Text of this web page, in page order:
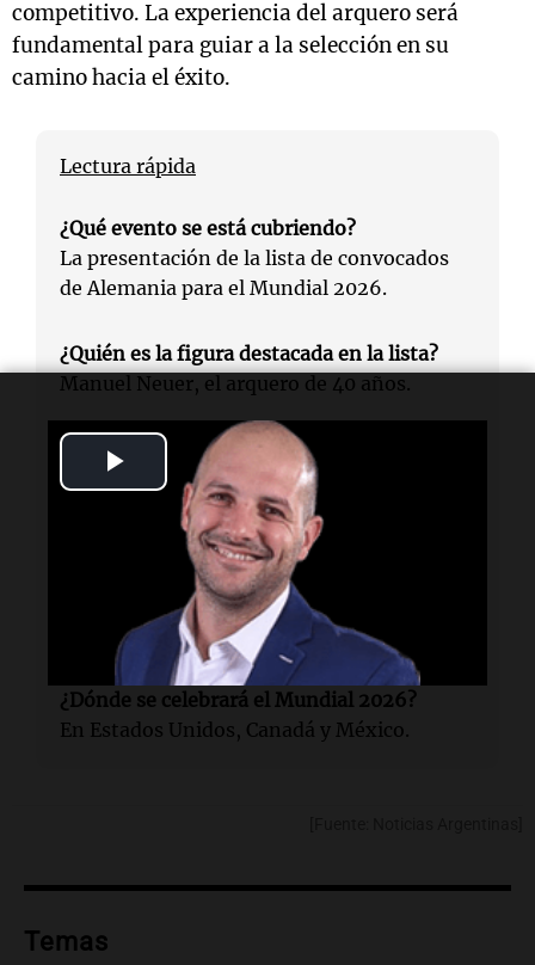
Play
Video
competitivo. La experiencia del arquero será
fundamental para guiar a la selección en su
camino hacia el éxito.
Lectura rápida
¿Qué evento se está cubriendo?
La presentación de la lista de convocados
de Alemania para el Mundial 2026.
¿Quién es la figura destacada en la lista?
Manuel Neuer, el arquero de 40 años.
¿Cuántas Copas del Mundo ha disputado
Neuer?
Neuer participará en su quinta Copa del
¿Qué equipo ha representado Neuer?
Ha jugado en el Bayern Múnich desde 2011.
¿Dónde se celebrará el Mundial 2026?
En Estados Unidos, Canadá y México.
Temas